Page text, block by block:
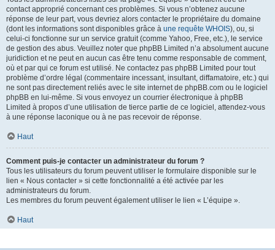
contact approprié concernant ces problèmes. Si vous n’obtenez aucune
réponse de leur part, vous devriez alors contacter le propriétaire du domaine
(dont les informations sont disponibles grâce à une requête WHOIS), ou, si
celui-ci fonctionne sur un service gratuit (comme Yahoo, Free, etc.), le service
de gestion des abus. Veuillez noter que phpBB Limited n’a absolument aucune
juridiction et ne peut en aucun cas être tenu comme responsable de comment,
où et par qui ce forum est utilisé. Ne contactez pas phpBB Limited pour tout
problème d’ordre légal (commentaire incessant, insultant, diffamatoire, etc.) qui
ne sont pas directement reliés avec le site internet de phpBB.com ou le logiciel
phpBB en lui-même. Si vous envoyez un courrier électronique à phpBB
Limited à propos d’une utilisation de tierce partie de ce logiciel, attendez-vous
à une réponse laconique ou à ne pas recevoir de réponse.
Haut
Comment puis-je contacter un administrateur du forum ?
Tous les utilisateurs du forum peuvent utiliser le formulaire disponible sur le
lien « Nous contacter » si cette fonctionnalité a été activée par les
administrateurs du forum.
Les membres du forum peuvent également utiliser le lien « L’équipe ».
Haut